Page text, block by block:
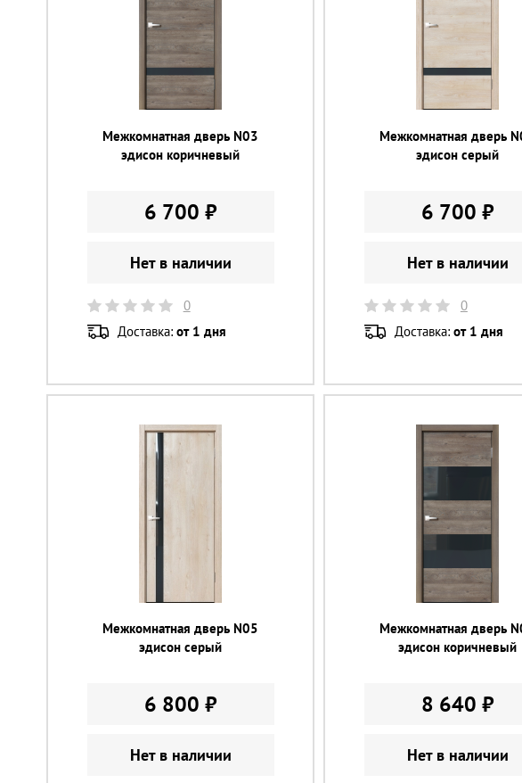
Межкомнатная дверь N03
эдисон коричневый
6 700 ₽
Нет в наличии
0
Доставка: от 1 дня
Межкомнатная дверь
эдисон серый
6 700 ₽
Нет в наличии
0
Доставка: от 1 дня
Межкомнатная дверь N05
эдисон серый
6 800 ₽
Нет в наличии
Межкомнатная дверь
эдисон коричневый
8 640 ₽
Нет в наличии